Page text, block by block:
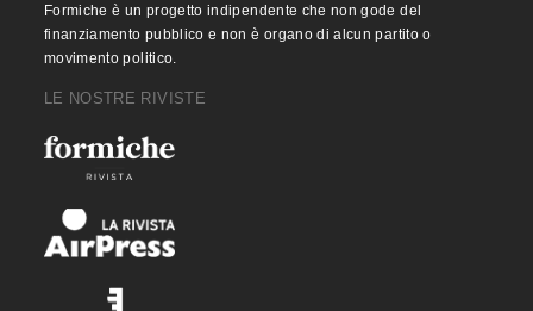
Formiche è un progetto indipendente che non gode del
finanziamento pubblico e non è organo di alcun partito o
movimento politico.
LE NOSTRE RIVISTE